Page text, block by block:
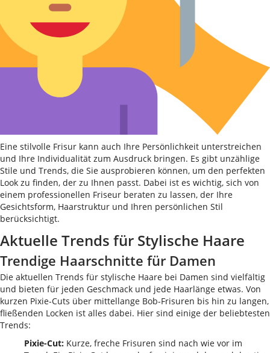
Eine stilvolle Frisur kann auch Ihre Persönlichkeit unterstreichen
und Ihre Individualität zum Ausdruck bringen. Es gibt unzählige
Stile und Trends, die Sie ausprobieren können, um den perfekten
Look zu finden, der zu Ihnen passt. Dabei ist es wichtig, sich von
einem professionellen Friseur beraten zu lassen, der Ihre
Gesichtsform, Haarstruktur und Ihren persönlichen Stil
berücksichtigt.
Aktuelle Trends für Stylische Haare
Trendige Haarschnitte für Damen
Die aktuellen Trends für stylische Haare bei Damen sind vielfältig
und bieten für jeden Geschmack und jede Haarlänge etwas. Von
kurzen Pixie-Cuts über mittellange Bob-Frisuren bis hin zu langen,
fließenden Locken ist alles dabei. Hier sind einige der beliebtesten
Trends:
Pixie-Cut: Kurze, freche Frisuren sind nach wie vor im